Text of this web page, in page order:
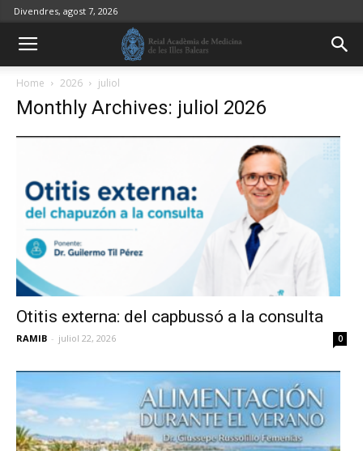
Divendres, agost 7, 2026
Home 2026 juliol
Monthly Archives: juliol 2026
Otitis externa: del capbussó a la consulta
RAMIB - juliol 22, 2026 0